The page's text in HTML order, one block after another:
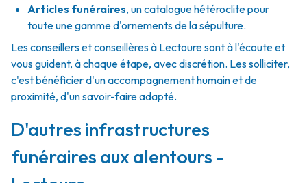
Articles funéraires, un catalogue hétéroclite pour
toute une gamme d'ornements de la sépulture.
Les conseillers et conseillères à Lectoure sont à l'écoute et
vous guident, à chaque étape, avec discrétion. Les solliciter,
c'est bénéficier d'un accompagnement humain et de
proximité, d'un savoir-faire adapté.
D'autres infrastructures
funéraires aux alentours -